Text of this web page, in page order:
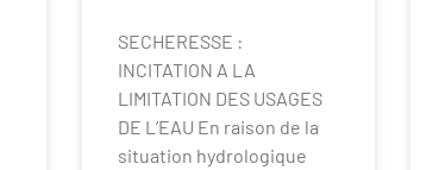
SECHERESSE :
INCITATION A LA
LIMITATION DES USAGES
DE L’EAU En raison de la
situation hydrologique